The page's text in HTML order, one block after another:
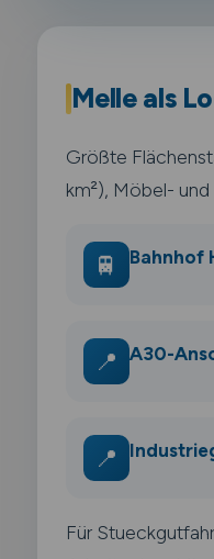
Melle als
Größte
km²), Möbel-
🚆 Bahnhof
📍 A30-
📍
Für